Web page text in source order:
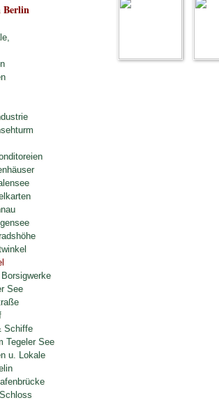
Berlin
See
Schiffe
Tegeler See
u. Lokale